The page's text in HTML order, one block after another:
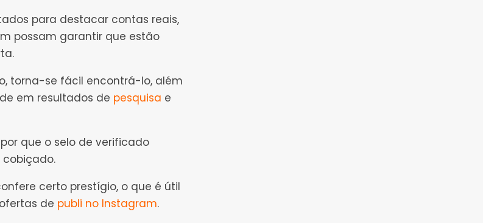
para destacar contas reais,
possam garantir que estão
torna-se fácil encontrá-lo, além
em resultados de pesquisa e
que o selo de verificado
certo prestígio, o que é útil
de publi no Instagram.